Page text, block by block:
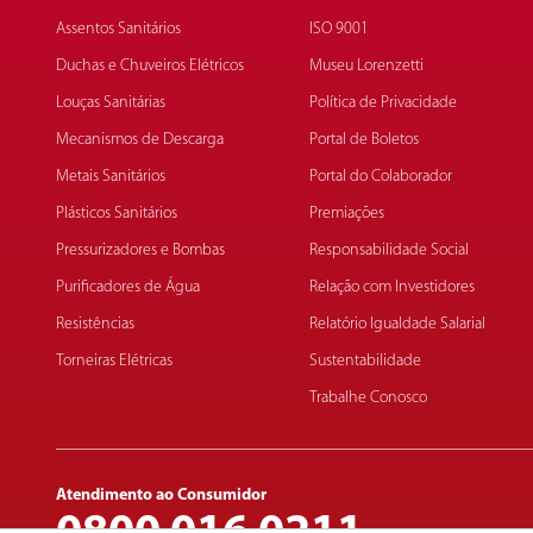
Assentos Sanitários
Duchas e Chuveiros Elétricos
Louças Sanitárias
Mecanismos de Descarga
Metais Sanitários
Plásticos Sanitários
Pressurizadores e Bombas
Purificadores de Água
Resistências
Torneiras Elétricas
ISO 9001
Museu Lorenzetti
Política de Privacidade
Portal de Boletos
Portal do Colaborador
Premiações
Responsabilidade Social
Relação com Investidores
Relatório Igualdade Salarial
Sustentabilidade
Trabalhe Conosco
Atendimento ao Consumidor